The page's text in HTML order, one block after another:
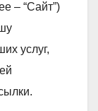
– “Сайт”)
услуг,